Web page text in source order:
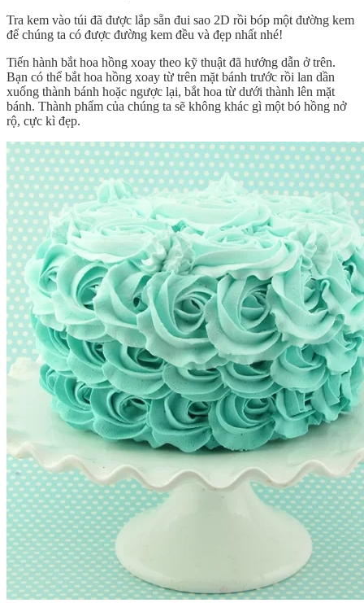
Tra kem vào túi đã được lắp sẵn đui sao 2D rồi bóp một đường kem
để chúng ta có được đường kem đều và đẹp nhất nhé!
Tiến hành bắt hoa hồng xoay theo kỹ thuật đã hướng dẫn ở trên.
Bạn có thể bắt hoa hồng xoay từ trên mặt bánh trước rồi lan dần
xuống thành bánh hoặc ngược lại, bắt hoa từ dưới thành lên mặt
bánh. Thành phẩm của chúng ta sẽ không khác gì một bó hồng nở
rộ, cực kì đẹp.